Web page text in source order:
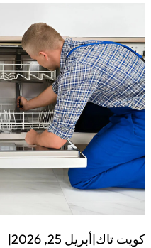
كويت تاك|أبريل 25, 2026 |